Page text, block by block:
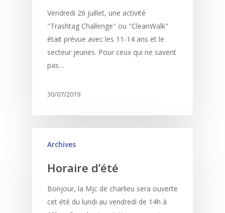
Vendredi 26 juillet, une activité
"Trashtag Challenge" ou "CleanWalk"
était prévue avec les 11-14 ans et le
secteur jeunes. Pour ceux qui ne savent
pas…
30/07/2019
Archives
Horaire d’été
Bonjour, la Mjc de charlieu sera ouverte
cet été du lundi au vendredi de 14h à